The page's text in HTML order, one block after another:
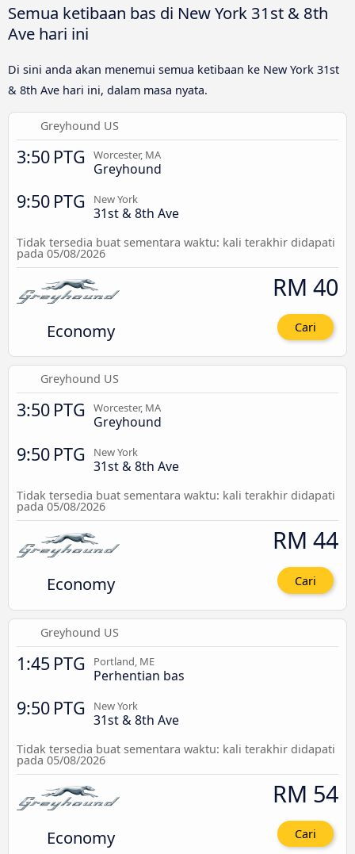
Semua ketibaan bas di New York 31st & 8th
Ave hari ini
Di sini anda akan menemui semua ketibaan ke New York 31st
& 8th Ave hari ini, dalam masa nyata.
Greyhound US
3:50 PTG Worcester, MA
Greyhound
9:50 PTG New York
31st & 8th Ave
Tidak tersedia buat sementara waktu: kali terakhir didapati
pada 05/08/2026
Economy
RM 40
Cari
Greyhound US
3:50 PTG Worcester, MA
Greyhound
9:50 PTG New York
31st & 8th Ave
Tidak tersedia buat sementara waktu: kali terakhir didapati
pada 05/08/2026
Economy
RM 44
Cari
Greyhound US
1:45 PTG Portland, ME
Perhentian bas
9:50 PTG New York
31st & 8th Ave
Tidak tersedia buat sementara waktu: kali terakhir didapati
pada 05/08/2026
Economy
RM 54
Cari